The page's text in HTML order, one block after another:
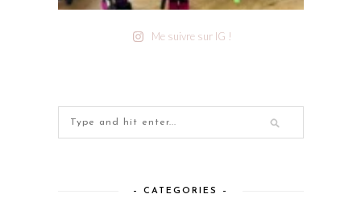
Me suivre sur IG !
– CATEGORIES –